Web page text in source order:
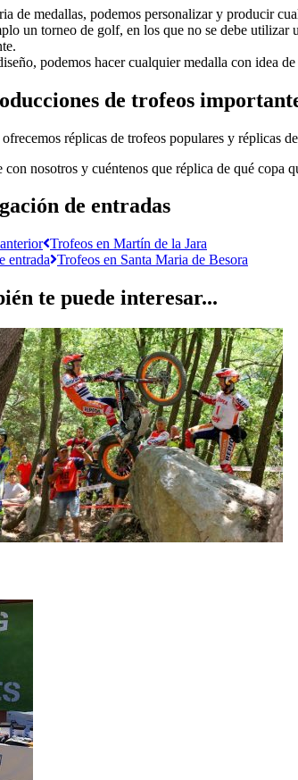
de medallas, podemos personalizar y producir
un torneo de golf, en los que no se debe utilizar
podemos hacer cualquier medalla con idea
de trofeos
réplicas de trofeos populares y réplicas
con nosotros y cuéntenos que réplica de qué copa
de entradas
Trofeos en Martín de la Jara
entrada Trofeos en Santa Maria de Besora
te puede interesar...